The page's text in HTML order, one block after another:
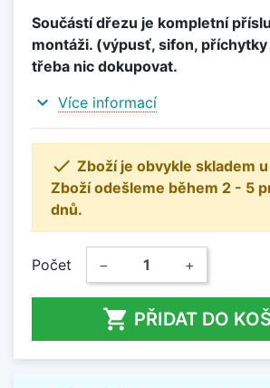
Součástí dřezu je kompletní
montáži. (výpusť, sifon,
třeba nic dokupovat.
expand_more Více informací
 Zboží je obvykle skladem
Zboží odešleme během 2 - 5
dnů.
Počet − +
 PŘIDAT DO